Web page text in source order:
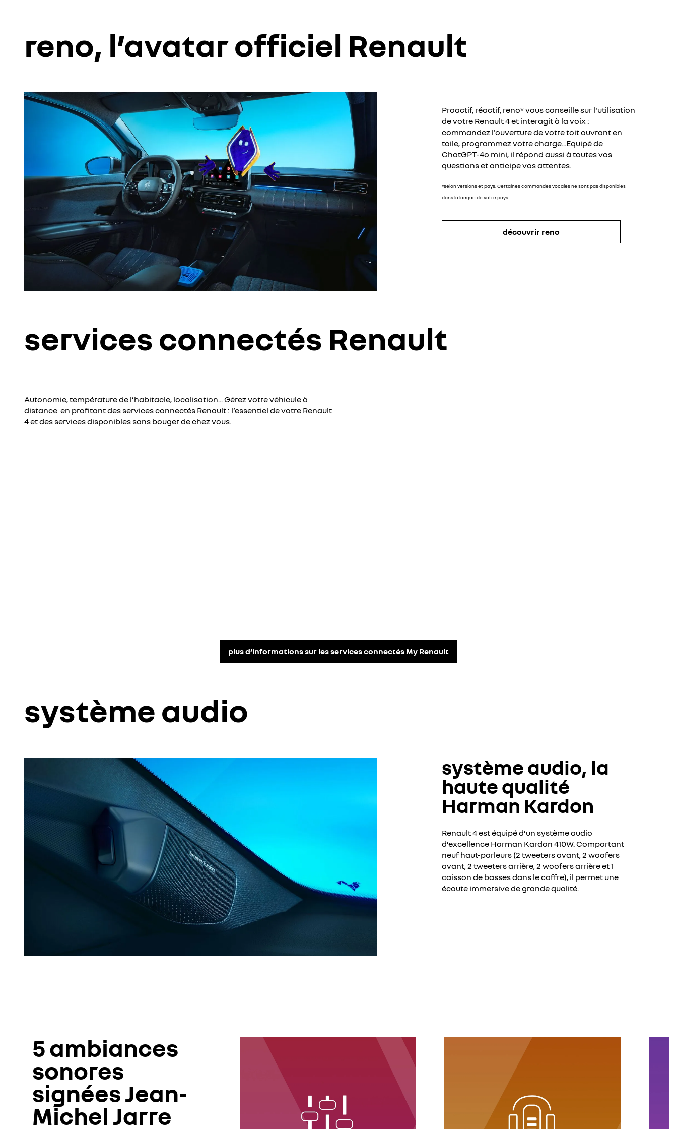
reno, l’avatar officiel Renault
Proactif, réactif, reno* vous conseille sur l'utilisation
de votre Renault 4 et interagit à la voix :
commandez l'ouverture de votre toit ouvrant en
toile, programmez votre charge...Equipé de
ChatGPT-4o mini, il répond aussi à toutes vos
questions et anticipe vos attentes.
*selon versions et pays. Certaines commandes vocales ne sont pas disponibles
dans la langue de votre pays.
découvrir reno
services connectés Renault
Autonomie, température de l’habitacle, localisation... Gérez votre véhicule à
distance en profitant des services connectés Renault : l’essentiel de votre Renault
4 et des services disponibles sans bouger de chez vous.
plus d’informations sur les services connectés My Renault
système audio
système audio, la
haute qualité
Harman Kardon
Renault 4 est équipé d’un système audio
d’excellence Harman Kardon 410W. Comportant
neuf haut-parleurs (2 tweeters avant, 2 woofers
avant, 2 tweeters arrière, 2 woofers arrière et 1
caisson de basses dans le coffre), il permet une
écoute immersive de grande qualité.
5 ambiances
sonores
signées Jean-
Michel Jarre